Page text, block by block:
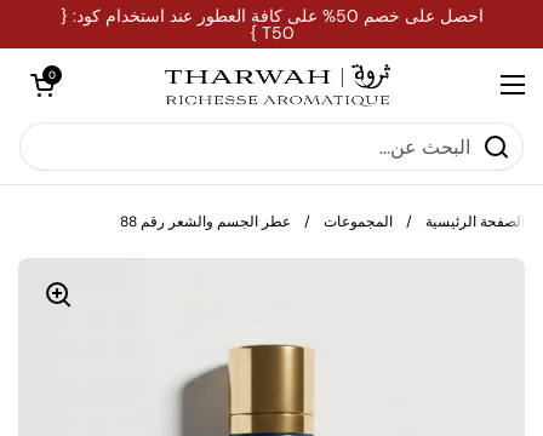
تخطي إلى المحتوى احصل على خصم 50% على كافة العطور عند استخدام كود: {
T50 }
فتح القائمة
فتح العربة
0
الصفحة الرئيسية / المجموعات / عطر الجسم والشعر رقم 88